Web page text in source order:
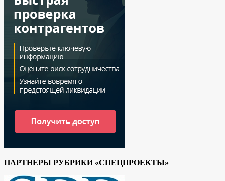
ПАРТНЕРЫ РУБРИКИ «СПЕЦПРОЕКТЫ»